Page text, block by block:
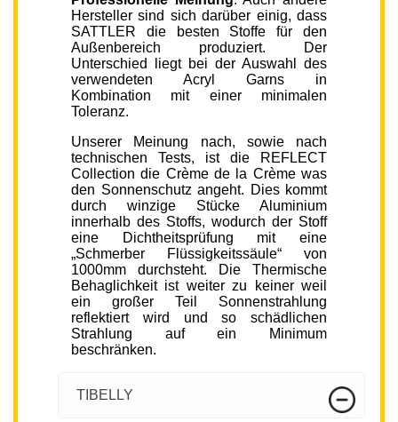
Hersteller sind sich darüber einig, dass
SATTLER die besten Stoffe für den
Außenbereich produziert. Der
Unterschied liegt bei der Auswahl des
verwendeten Acryl Garns in
Kombination mit einer minimalen
Toleranz.
Unserer Meinung nach, sowie nach
technischen Tests, ist die REFLECT
Collection die Crème de la Crème was
den Sonnenschutz angeht. Dies kommt
durch winzige Stücke Aluminium
innerhalb des Stoffs, wodurch der Stoff
eine Dichtheitsprüfung mit eine
„Schmerber Flüssigkeitssäule“ von
1000mm durchsteht. Die Thermische
Behaglichkeit ist weiter zu keiner weil
ein großer Teil Sonnenstrahlung
reflektiert wird und so schädlichen
Strahlung auf ein Minimum
beschränken.
TIBELLY